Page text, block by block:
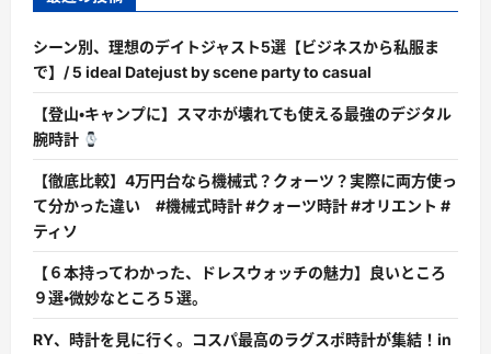
シーン別、理想のデイトジャスト5選【ビジネスから私服ま
で】/ 5 ideal Datejust by scene party to casual
【登山・キャンプに】スマホが壊れても使える最強のデジタル
腕時計
【徹底比較】4万円台なら機械式？クォーツ？実際に両方使っ
て分かった違い #機械式時計 #クォーツ時計 #オリエント #
ティソ
【６本持ってわかった、ドレスウォッチの魅力】良いところ
９選・微妙なところ５選。
RY、時計を見に行く。コスパ最高のラグスポ時計が集結！in